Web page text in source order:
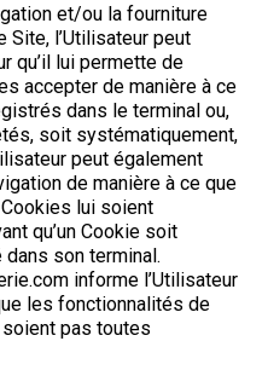
et/ou la fourniture
l’Utilisateur peut
qu’il lui permette de
accepter de manière à ce
dans le terminal ou,
soit systématiquement,
peut également
de manière à ce que
lui soient
qu’un Cookie soit
son terminal.
informe l’Utilisateur
les fonctionnalités de
pas toutes